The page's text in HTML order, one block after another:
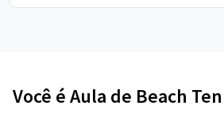
Você é Aula de Beach